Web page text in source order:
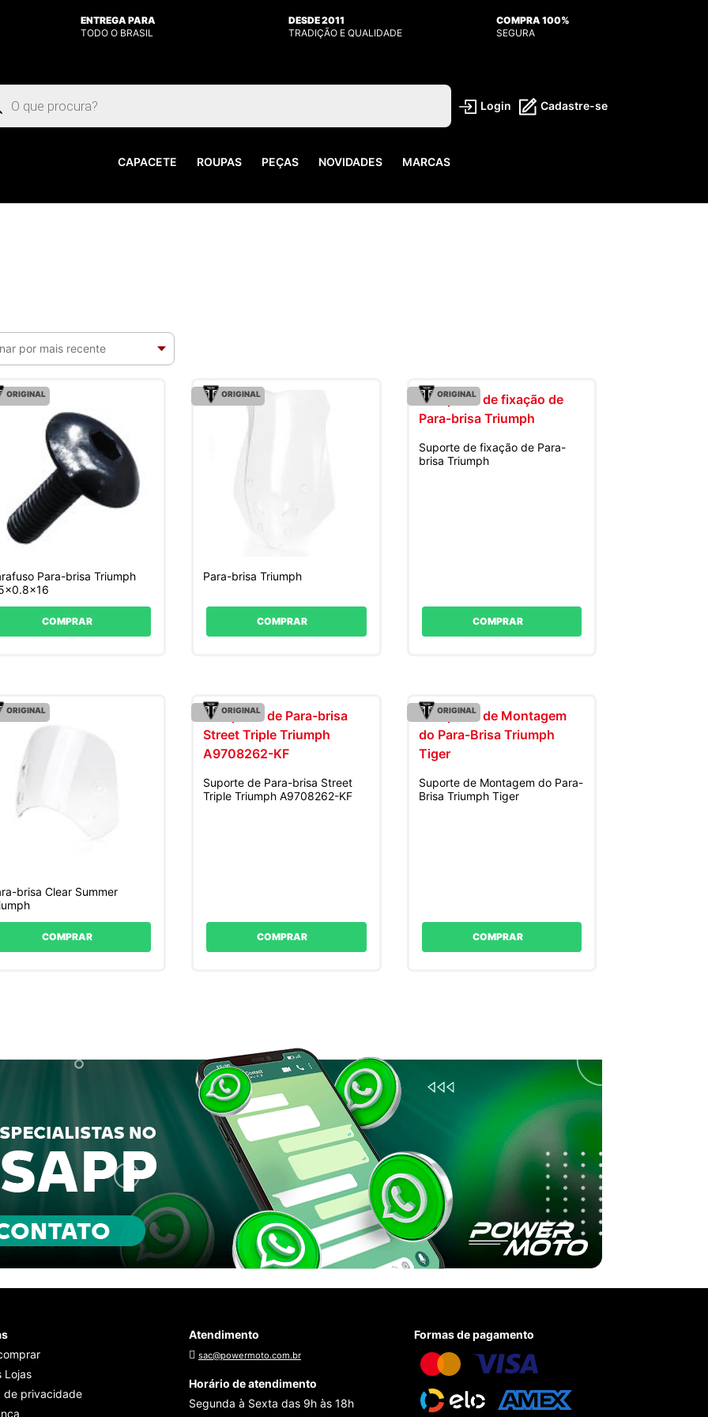
ENTREGA PARA
TODO O BRASIL
DESDE 2011
TRADIÇÃO E QUALIDADE
COMPRA 100%
SEGURA
Login Cadastre-se
CAPACETE ROUPAS PEÇAS NOVIDADES MARCAS
ORIGINAL
Para-brisa Triumph
COMPRAR
ORIGINAL
Para-brisa Triumph
COMPRAR
ORIGINAL
Suporte de fixação de Para-
brisa Triumph
COMPRAR
ORIGINAL
brisa Clear Summer
COMPRAR
ORIGINAL
Suporte de Para-brisa Street
Triple Triumph A9708262-KF
COMPRAR
ORIGINAL
Suporte de Montagem do Para-
Brisa Triumph Tiger
COMPRAR
Lojas
de privacidade
Atendimento
sac@powermoto.com.br
Horário de atendimento
Segunda à Sexta das 9h às 18h
Formas de pagamento